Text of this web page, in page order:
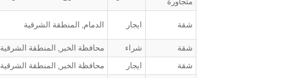
شقة ايجار الدمام, المنطقة الشرقية
شقة
شراء محافظة الخبر, المنطقة الشرقية
شقة
ايجار محافظة الخبر, المنطقة الشرقية